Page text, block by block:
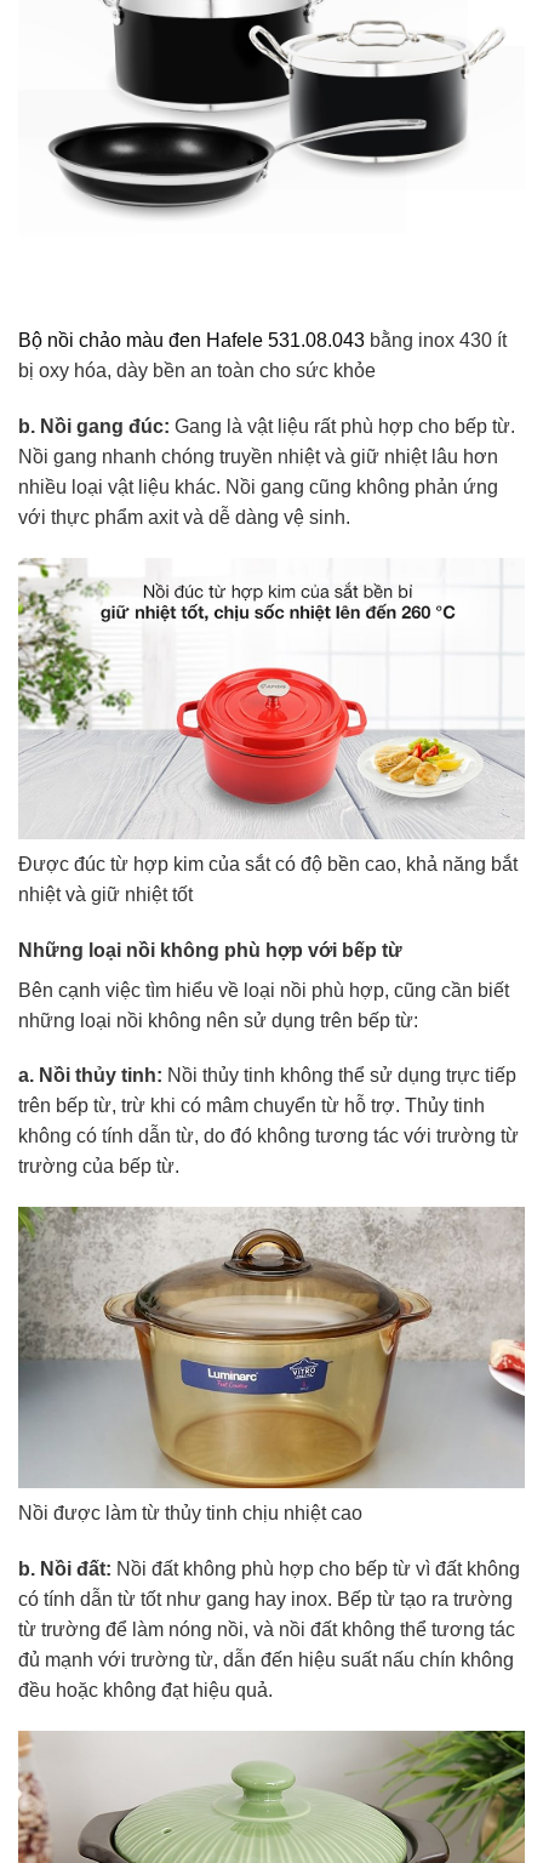
Bộ nồi chảo màu đen Hafele 531.08.043 bằng inox 430 ít
bị oxy hóa, dày bền an toàn cho sức khỏe
b. Nồi gang đúc: Gang là vật liệu rất phù hợp cho bếp từ.
Nồi gang nhanh chóng truyền nhiệt và giữ nhiệt lâu hơn
nhiều loại vật liệu khác. Nồi gang cũng không phản ứng
với thực phẩm axit và dễ dàng vệ sinh.
Được đúc từ hợp kim của sắt có độ bền cao, khả năng bắt
nhiệt và giữ nhiệt tốt
Những loại nồi không phù hợp với bếp từ
Bên cạnh việc tìm hiểu về loại nồi phù hợp, cũng cần biết
những loại nồi không nên sử dụng trên bếp từ:
a. Nồi thủy tinh: Nồi thủy tinh không thể sử dụng trực tiếp
trên bếp từ, trừ khi có mâm chuyển từ hỗ trợ. Thủy tinh
không có tính dẫn từ, do đó không tương tác với trường từ
trường của bếp từ.
Nồi được làm từ thủy tinh chịu nhiệt cao
b. Nồi đất: Nồi đất không phù hợp cho bếp từ vì đất không
có tính dẫn từ tốt như gang hay inox. Bếp từ tạo ra trường
từ trường để làm nóng nồi, và nồi đất không thể tương tác
đủ mạnh với trường từ, dẫn đến hiệu suất nấu chín không
đều hoặc không đạt hiệu quả.